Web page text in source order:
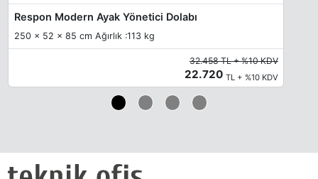
Siyah Antrasit Vizon Satin
Respon Modern Ayak Yönetici Dolabı
250 x 52 x 85 cm Ağırlık :113 kg
32.458 TL + %10 KDV
22.720 TL + %10 KDV